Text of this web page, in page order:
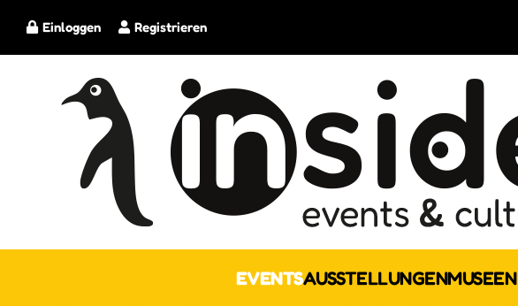
Registrieren
Einloggen
EVENTSAUSSTELLUNGEN